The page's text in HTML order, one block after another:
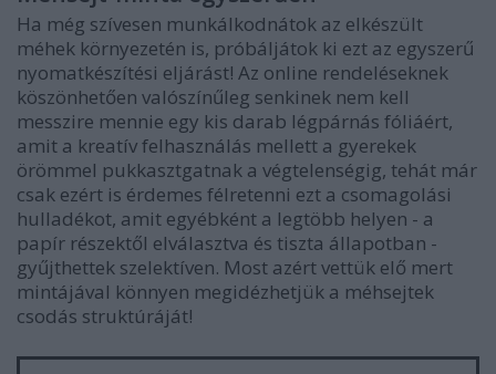
Ha még szívesen munkálkodnátok az elkészült
méhek környezetén is, próbáljátok ki ezt az egyszerű
nyomatkészítési eljárást! Az online rendeléseknek
köszönhetően valószínűleg senkinek nem kell
messzire mennie egy kis darab légpárnás fóliáért,
amit a kreatív felhasználás mellett a gyerekek
örömmel pukkasztgatnak a végtelenségig, tehát már
csak ezért is érdemes félretenni ezt a csomagolási
hulladékot, amit egyébként a legtöbb helyen - a
papír részektől elválasztva és tiszta állapotban -
gyűjthettek szelektíven. Most azért vettük elő mert
mintájával könnyen megidézhetjük a méhsejtek
csodás struktúráját!